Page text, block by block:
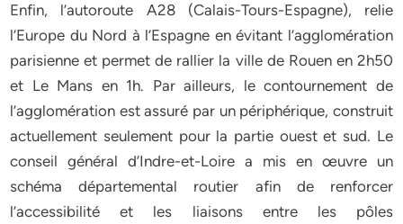
Enfin, l’autoroute A28 (Calais-Tours-Espagne), relie
l’Europe du Nord à l’Espagne en évitant l’agglomération
parisienne et permet de rallier la ville de Rouen en 2h50
et Le Mans en 1h. Par ailleurs, le contournement de
l’agglomération est assuré par un périphérique, construit
actuellement seulement pour la partie ouest et sud. Le
conseil général d’Indre-et-Loire a mis en œuvre un
schéma départemental routier afin de renforcer
l’accessibilité et les liaisons entre les pôles